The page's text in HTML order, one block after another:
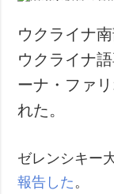
防衛
社会・文化
スポーツ
犯罪
追加
ウクライナ
ウクライナ
ーナ・ファ
れた。
ゼレンシキー
報告した 。